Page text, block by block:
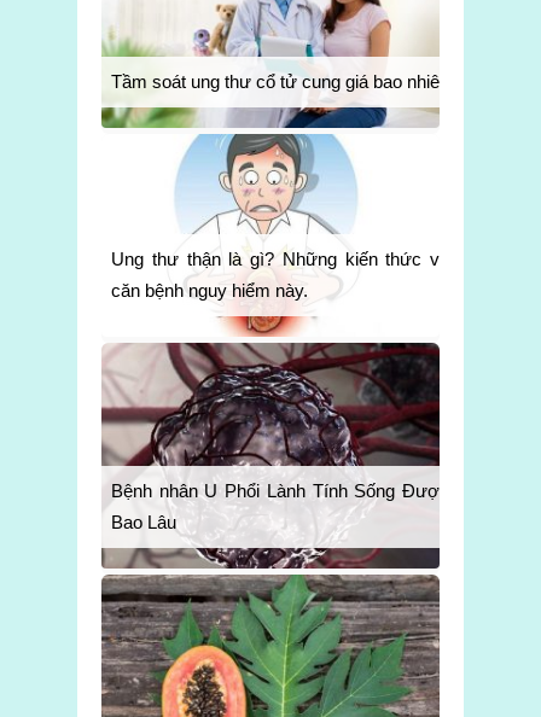
Tầm soát ung thư cổ tử cung giá bao nhiêu
Ung thư thận là gì? Những kiến thức về
căn bệnh nguy hiểm này.
Bệnh nhân U Phổi Lành Tính Sống Được
Bao Lâu